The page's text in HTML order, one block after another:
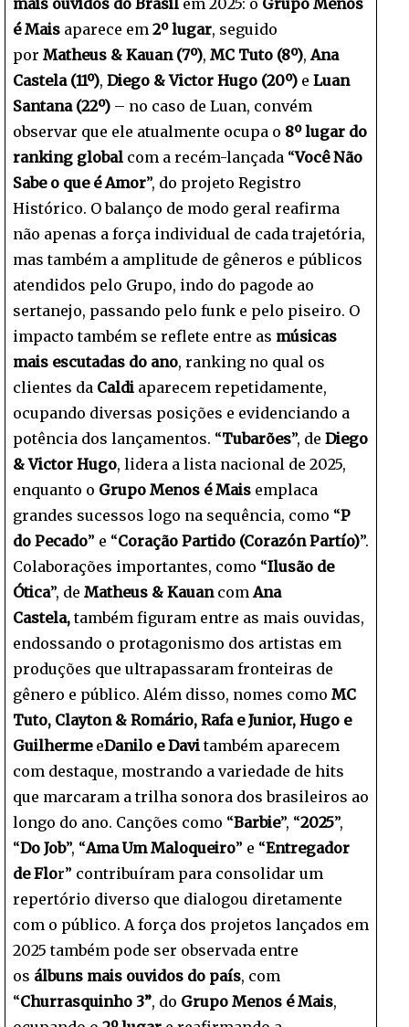
é Mais aparece em 2º lugar, seguido
por Matheus & Kauan (7º), MC Tuto (8º), Ana
Castela (11º), Diego & Victor Hugo (20º) e Luan
Santana (22º) – no caso de Luan, convém
observar que ele atualmente ocupa o 8º lugar do
ranking global com a recém-lançada “Você Não
Sabe o que é Amor”, do projeto Registro
Histórico. O balanço de modo geral reafirma
não apenas a força individual de cada trajetória,
mas também a amplitude de gêneros e públicos
atendidos pelo Grupo, indo do pagode ao
sertanejo, passando pelo funk e pelo piseiro. O
impacto também se reflete entre as músicas
mais escutadas do ano, ranking no qual os
clientes da Caldi aparecem repetidamente,
ocupando diversas posições e evidenciando a
potência dos lançamentos. “Tubarões”, de Diego
& Victor Hugo, lidera a lista nacional de 2025,
enquanto o Grupo Menos é Mais emplaca
grandes sucessos logo na sequência, como “P
do Pecado” e “Coração Partido (Corazón Partío)”.
Colaborações importantes, como “Ilusão de
Ótica”, de Matheus & Kauancom Ana
Castela,também figuram entre as mais ouvidas,
endossando o protagonismo dos artistas em
produções que ultrapassaram fronteiras de
gênero e público. Além disso, nomes como MC
Tuto, Clayton & Romário, Rafa e Junior, Hugo e
Guilherme eDanilo e Davitambém aparecem
com destaque, mostrando a variedade de hits
que marcaram a trilha sonora dos brasileiros ao
longo do ano. Canções como “Barbie”, “2025”,
“Do Job”, “Ama Um Maloqueiro” e “Entregador
de Flor” contribuíram para consolidar um
repertório diverso que dialogou diretamente
com o público. A força dos projetos lançados em
2025 também pode ser observada entre
os álbuns mais ouvidos do país, com
“Churrasquinho 3”, do Grupo Menos é Mais,